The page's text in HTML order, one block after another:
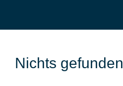
Nichts gefunden